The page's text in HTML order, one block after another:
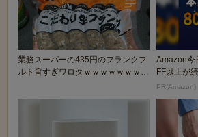
業務スーパーの435円のフランクフ
ルト旨すぎワロタｗｗｗｗｗｗｗｗ
Amazon今
FF以上が
PR(Amazon)